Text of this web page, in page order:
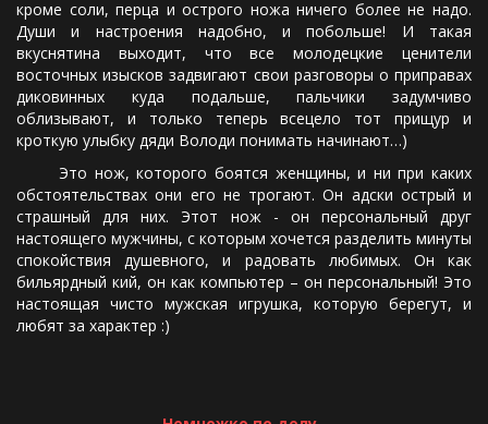
кроме соли, перца и острого ножа ничего более не надо.
Души и настроения надобно, и побольше! И такая
вкуснятина выходит, что все молодецкие ценители
восточных изысков задвигают свои разговоры о приправах
диковинных куда подальше, пальчики задумчиво
облизывают, и только теперь всецело тот прищур и
кроткую улыбку дяди Володи понимать начинают…)
Это нож, которого боятся женщины, и ни при каких
обстоятельствах они его не трогают. Он адски острый и
страшный для них. Этот нож - он персональный друг
настоящего мужчины, с которым хочется разделить минуты
спокойствия душевного, и радовать любимых. Он как
бильярдный кий, он как компьютер – он персональный! Это
настоящая чисто мужская игрушка, которую берегут, и
любят за характер :)